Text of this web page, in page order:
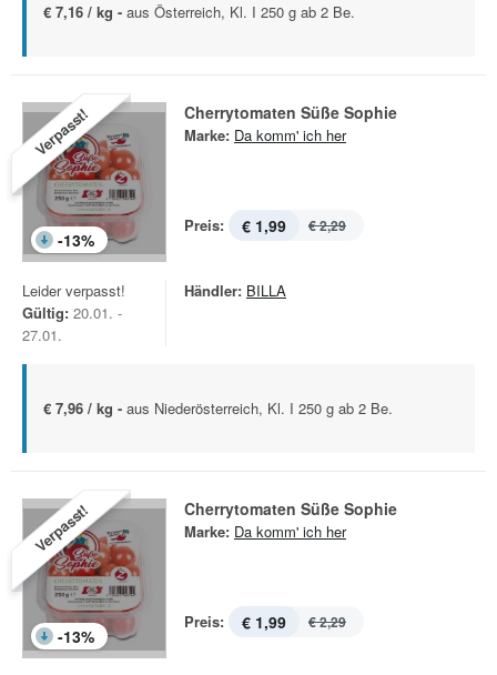
€ 7,16 / kg - aus Österreich, Kl. I 250 g ab 2 Be.
Verpasst!
-13%
Cherrytomaten Süße Sophie
Marke: Da komm' ich her
Preis: € 1,99 € 2,29
Leider verpasst!
Gültig: 20.01. -
27.01.
Händler: BILLA
€ 7,96 / kg - aus Niederösterreich, Kl. I 250 g ab 2 Be.
Verpasst!
-13%
Cherrytomaten Süße Sophie
Marke: Da komm' ich her
Preis: € 1,99 € 2,29